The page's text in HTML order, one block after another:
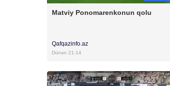
Matviy Ponomarenkonun qolu
Qafqazinfo.az
Dünən 21:14